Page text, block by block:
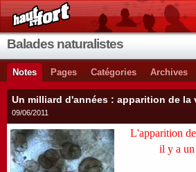
Balades naturalistes
Notes Pages Catégories Archives
Un milliard d'années : apparition de
09/06/2011
L'apparition
il y a